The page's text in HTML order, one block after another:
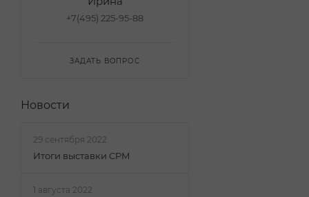
+7(495) 225-95-88
ЗАДАТЬ ВОПРОС
Новости
29 сентября 2022
Итоги выставки CPM
1 августа 2022